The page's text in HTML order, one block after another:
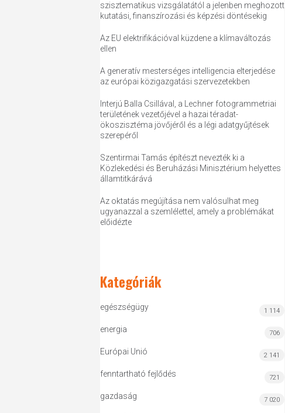
szisztematikus vizsgálatától a jelenben meghozott
kutatási, finanszírozási és képzési döntésekig
Az EU elektrifikációval küzdene a klímaváltozás
ellen
A generatív mesterséges intelligencia elterjedése
az európai közigazgatási szervezetekben
Interjú Balla Csillával, a Lechner fotogrammetriai
területének vezetőjével a hazai téradat-
ökoszisztéma jövőjéről és a légi adatgyűjtések
szerepéről
Szentirmai Tamás építészt nevezték ki a
Közlekedési és Beruházási Minisztérium helyettes
államtitkárává
Az oktatás megújítása nem valósulhat meg
ugyanazzal a szemlélettel, amely a problémákat
előidézte
Kategóriák
egészségügy 1 114
energia 706
Európai Unió 2 141
fenntartható fejlődés 721
gazdaság 7 020